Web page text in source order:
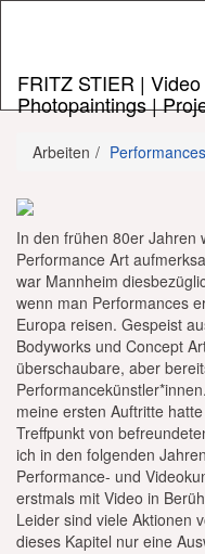
FRITZ STIER |
Photopaintings |
Arbeiten
In den frühen 80er Jahren
Performance Art
war Mannheim
wenn man Performances
Europa reisen. Gespeist
Bodyworks und Concept
überschaubare, aber
meine ersten Auftritte
Treffpunkt von
ich in den folgenden
Performance- und
erstmals mit Video in
Leider sind viele Aktionen
dieses Kapitel nur eine